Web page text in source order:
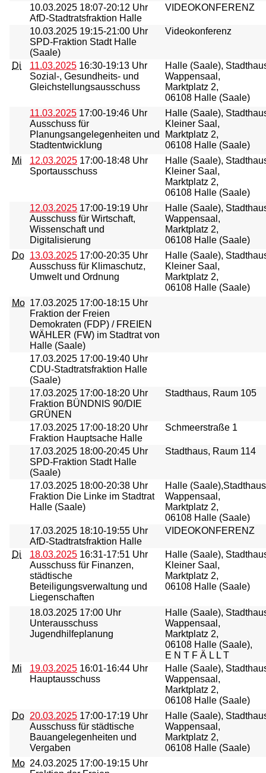
10.03.2025 18:07-20:12 Uhr
AfD-Stadtratsfraktion Halle
VIDEOKONFERENZ
10.03.2025 19:15-21:00 Uhr
SPD-Fraktion Stadt Halle
(Saale)
Videokonferenz
Di 11.03.2025 16:30-19:13 Uhr
Sozial-, Gesundheits- und
Gleichstellungsausschuss
Halle (Saale),
Wappensaal,
Marktplatz 2,
06108 Halle (Saale)
11.03.2025 17:00-19:46 Uhr
Ausschuss für
Planungsangelegenheiten und
Stadtentwicklung
Halle (Saale),
Kleiner Saal,
Marktplatz 2,
06108 Halle (Saale)
Mi
12.03.2025 17:00-18:48 Uhr
Sportausschuss
Halle (Saale),
Kleiner Saal,
Marktplatz 2,
06108 Halle (Saale)
12.03.2025 17:00-19:19 Uhr
Ausschuss für Wirtschaft,
Wissenschaft und
Digitalisierung
Halle (Saale),
Wappensaal,
Marktplatz 2,
06108 Halle (Saale)
Do 13.03.2025 17:00-20:35 Uhr
Ausschuss für Klimaschutz,
Umwelt und Ordnung
Halle (Saale),
Kleiner Saal,
Marktplatz 2,
06108 Halle (Saale)
Mo 17.03.2025 17:00-18:15 Uhr
Fraktion der Freien
Demokraten (FDP) / FREIEN
WÄHLER (FW) im Stadtrat von
Halle (Saale)
17.03.2025 17:00-19:40 Uhr
CDU-Stadtratsfraktion Halle
(Saale)
17.03.2025 17:00-18:20 Uhr
Fraktion BÜNDNIS 90/DIE
GRÜNEN
Stadthaus, Raum 105
17.03.2025 17:00-18:20 Uhr
Fraktion Hauptsache Halle
Schmeerstraße 1
17.03.2025 18:00-20:45 Uhr
SPD-Fraktion Stadt Halle
(Saale)
Stadthaus, Raum 114
17.03.2025 18:00-20:38 Uhr
Fraktion Die Linke im Stadtrat
Halle (Saale)
Halle
Wappensaal,
Marktplatz 2,
06108 Halle (Saale)
17.03.2025 18:10-19:55 Uhr
AfD-Stadtratsfraktion Halle
VIDEOKONFERENZ
Di 18.03.2025 16:31-17:51 Uhr
Ausschuss für Finanzen,
städtische
Beteiligungsverwaltung und
Liegenschaften
Halle (Saale),
Kleiner Saal,
Marktplatz 2,
06108 Halle (Saale)
18.03.2025 17:00 Uhr
Unterausschuss
Jugendhilfeplanung
Halle (Saale),
Wappensaal,
Marktplatz 2,
06108 Halle (Saale),
E N T F Ä L L T
Mi
19.03.2025 16:01-16:44 Uhr
Hauptausschuss
Halle (Saale),
Wappensaal,
Marktplatz 2,
06108 Halle (Saale)
Do 20.03.2025 17:00-17:19 Uhr
Ausschuss für städtische
Bauangelegenheiten und
Vergaben
Halle (Saale),
Wappensaal,
Marktplatz 2,
06108 Halle (Saale)
Mo 24.03.2025 17:00-19:15 Uhr